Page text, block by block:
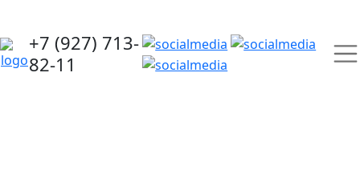
+7 (927) 713-
82-11